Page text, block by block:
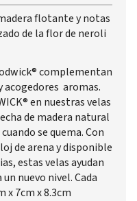
flotante y notas
de la flor de neroli
complementan
acogedores aromas.
en nuestras velas
de madera natural
se quema. Con
de arena y disponible
estas velas ayudan
nuevo nivel. Cada
x 7cm x 8.3cm